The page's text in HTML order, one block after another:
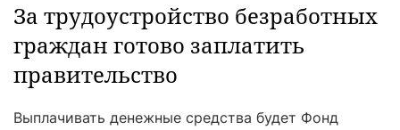
За трудоустройство безработных
граждан готово заплатить
правительство
Выплачивать денежные средства будет Фонд